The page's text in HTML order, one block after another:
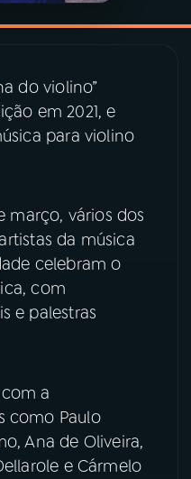
Facebook
X
do violino”
em 2021, e
para violino
março, vários dos
da música
celebram o
com
e palestras
a
como Paulo
Ana de Oliveira,
e Cármelo